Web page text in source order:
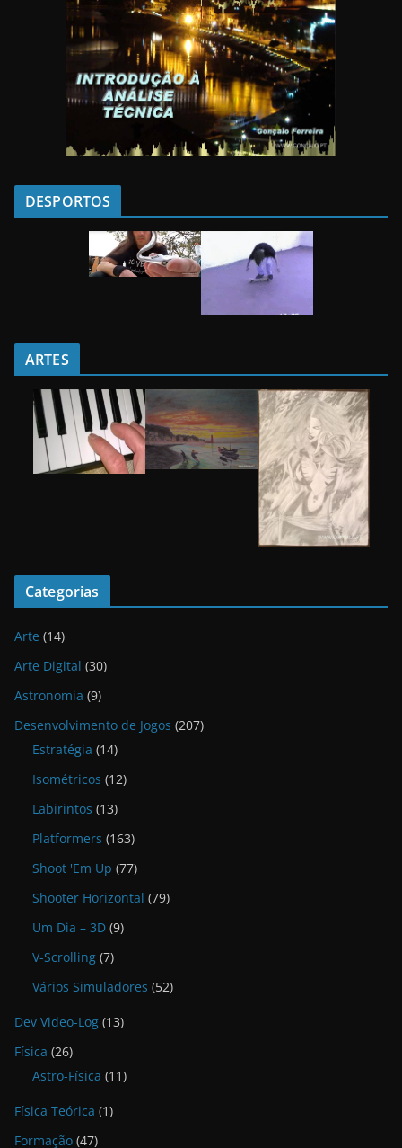
DESPORTOS
ARTES
Categorias
Arte (14)
Arte Digital (30)
Astronomia (9)
Desenvolvimento de Jogos (207)
Estratégia (14)
Isométricos (12)
Labirintos (13)
Platformers (163)
Shoot 'Em Up (77)
Shooter Horizontal (79)
Um Dia – 3D (9)
V-Scrolling (7)
Vários Simuladores (52)
Dev Video-Log (13)
Física (26)
Astro-Física (11)
Física Teórica (1)
Formação (47)